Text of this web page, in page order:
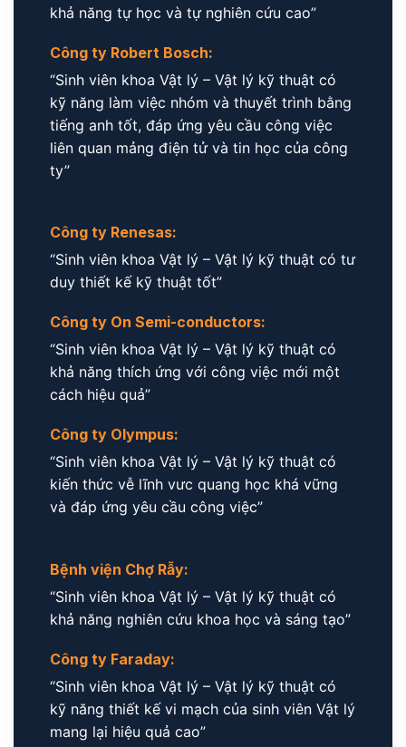
khả năng tự học và tự nghiên cứu cao”
Công ty Robert Bosch:
“Sinh viên khoa Vật lý – Vật lý kỹ thuật có
kỹ năng làm việc nhóm và thuyết trình bằng
tiếng anh tốt, đáp ứng yêu cầu công việc
liên quan mảng điện tử và tin học của công
ty”
Công ty Renesas:
“Sinh viên khoa Vật lý – Vật lý kỹ thuật có tư
duy thiết kế kỹ thuật tốt”
Công ty On Semi-conductors:
“Sinh viên khoa Vật lý – Vật lý kỹ thuật có
khả năng thích ứng với công việc mới một
cách hiệu quả”
Công ty Olympus:
“Sinh viên khoa Vật lý – Vật lý kỹ thuật có
kiến thức vễ lĩnh vưc quang học khá vững
và đáp ứng yêu cầu công việc”
Bệnh viện Chợ Rẫy:
“Sinh viên khoa Vật lý – Vật lý kỹ thuật có
khả năng nghiên cứu khoa học và sáng tạo”
Công ty Faraday:
“Sinh viên khoa Vật lý – Vật lý kỹ thuật có
kỹ năng thiết kế vi mạch của sinh viên Vật lý
mang lại hiệu quả cao”